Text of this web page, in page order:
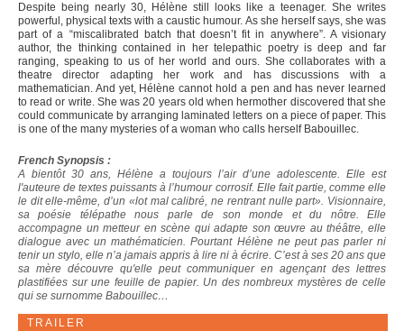
Despite being nearly 30, Hélène still looks like a teenager. She writes
powerful, physical texts with a caustic humour. As she herself says, she was
part of a “miscalibrated batch that doesn’t fit in anywhere”. A visionary
author, the thinking contained in her telepathic poetry is deep and far
ranging, speaking to us of her world and ours. She collaborates with a
theatre director adapting her work and has discussions with a
mathematician. And yet, Hélène cannot hold a pen and has never learned
to read or write. She was 20 years old when hermother discovered that she
could communicate by arranging laminated letters on a piece of paper. This
is one of the many mysteries of a woman who calls herself Babouillec.
French Synopsis :
A bientôt 30 ans, Hélène a toujours l’air d’une adolescente. Elle est
l'auteure de textes puissants à l’humour corrosif. Elle fait partie, comme elle
le dit elle-même, d’un «lot mal calibré, ne rentrant nulle part». Visionnaire,
sa poésie télépathe nous parle de son monde et du nôtre. Elle
accompagne un metteur en scène qui adapte son œuvre au théâtre, elle
dialogue avec un mathématicien. Pourtant Hélène ne peut pas parler ni
tenir un stylo, elle n’a jamais appris à lire ni à écrire. C’est à ses 20 ans que
sa mère découvre qu'elle peut communiquer en agençant des lettres
plastifiées sur une feuille de papier. Un des nombreux mystères de celle
qui se surnomme Babouillec…
TRAILER